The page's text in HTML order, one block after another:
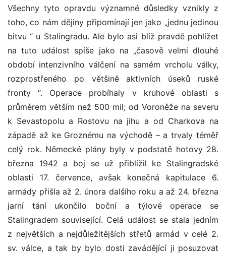
Všechny tyto opravdu významné důsledky vznikly z
toho, co nám dějiny připomínají jen jako „jednu jedinou
bitvu “ u Stalingradu. Ale bylo asi blíž pravdě pohlížet
na tuto událost spíše jako na „časově velmi dlouhé
období intenzivního válčení na samém vrcholu války,
rozprostřeného po většině aktivních úseků ruské
fronty “. Operace probíhaly v kruhové oblasti s
průměrem větším než 500 mil; od Voroněže na severu
k Sevastopolu a Rostovu na jihu a od Charkova na
západě až ke Groznému na východě – a trvaly téměř
celý rok. Německé plány byly v podstatě hotovy 28.
března 1942 a boj se už přiblížil ke Stalingradské
oblasti 17. července, avšak konečná kapitulace 6.
armády přišla až 2. února dalšího roku a až 24. března
jarní tání ukončilo boční a týlové operace se
Stalingradem související. Celá událost se stala jedním
z největších a nejdůležitějších střetů armád v celé 2.
sv. válce, a tak by bylo dosti zavádějící ji posuzovat